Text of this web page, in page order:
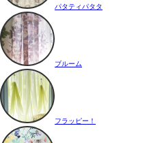
パタティパタタ
ブルーム
フラッピー！